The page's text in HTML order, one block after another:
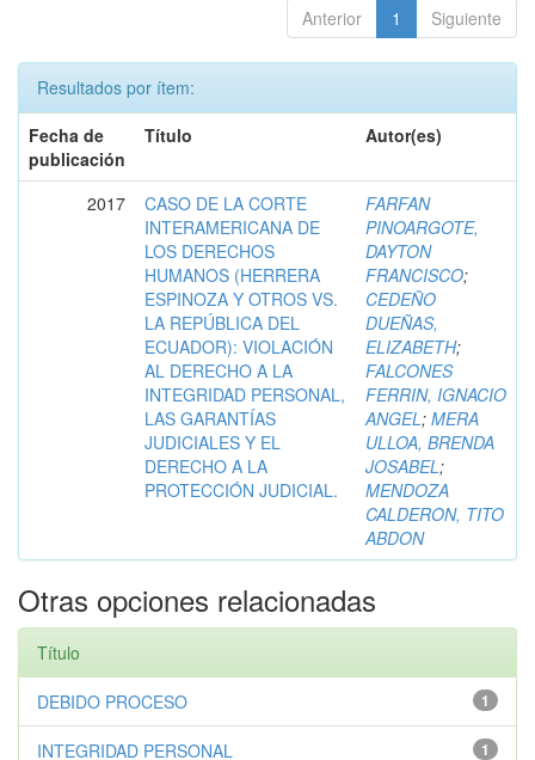
Anterior 1 Siguiente
Resultados por ítem:
Fecha de
publicación
Título Autor(es)
2017
CASO DE LA CORTE
INTERAMERICANA DE
LOS DERECHOS
HUMANOS (HERRERA
ESPINOZA Y OTROS VS.
LA REPÚBLICA DEL
ECUADOR): VIOLACIÓN
AL DERECHO A LA
INTEGRIDAD PERSONAL,
LAS GARANTÍAS
JUDICIALES Y EL
DERECHO A LA
PROTECCIÓN JUDICIAL.
FARFAN
PINOARGOTE,
DAYTON
FRANCISCO;
CEDEÑO
DUEÑAS,
ELIZABETH;
FALCONES
FERRIN, IGNACIO
ANGEL; MERA
ULLOA, BRENDA
JOSABEL;
MENDOZA
CALDERON, TITO
ABDON
Otras opciones relacionadas
Título
1
DEBIDO PROCESO
1
INTEGRIDAD PERSONAL